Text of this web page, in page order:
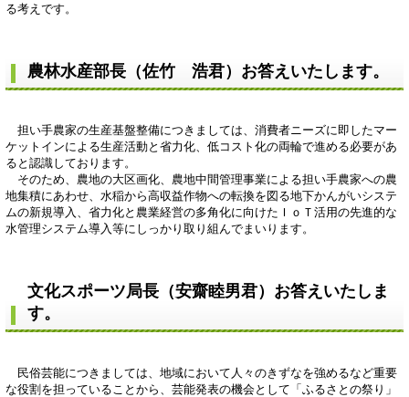
る考えです。
農林水産部長（佐竹 浩君）お答えいたします。
担い手農家の生産基盤整備につきましては、消費者ニーズに即したマー
ケットインによる生産活動と省力化、低コスト化の両輪で進める必要があ
ると認識しております。
そのため、農地の大区画化、農地中間管理事業による担い手農家への農
地集積にあわせ、水稲から高収益作物への転換を図る地下かんがいシステ
ムの新規導入、省力化と農業経営の多角化に向けたＩｏＴ活用の先進的な
水管理システム導入等にしっかり取り組んでまいります。
文化スポーツ局長（安齋睦男君）お答えいたしま
す。
民俗芸能につきましては、地域において人々のきずなを強めるなど重要
な役割を担っていることから、芸能発表の機会として「ふるさとの祭り」